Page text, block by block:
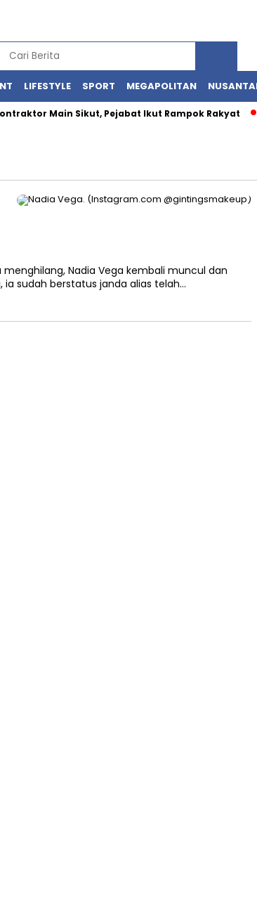
LIFESTYLE SPORT MEGAPOLITAN
Main Sikut, Pejabat Ikut Rampok Rakyat
menghilang, Nadia Vega kembali muncul dan
sudah berstatus janda alias telah…